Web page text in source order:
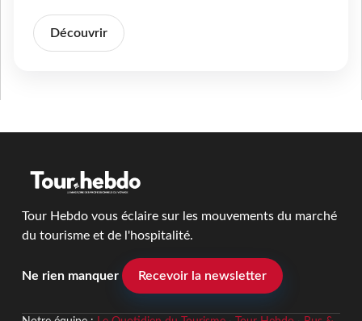
Découvrir
Tour Hebdo vous éclaire sur les mouvements du marché
du tourisme et de l'hospitalité.
Ne rien manquer Recevoir la newsletter